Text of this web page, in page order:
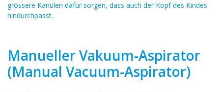
grössere Kanülen dafür sorgen, dass auch der Kopf des Kindes
hindurchpasst.
Manueller Vakuum-Aspirator
(Manual Vacuum-Aspirator)